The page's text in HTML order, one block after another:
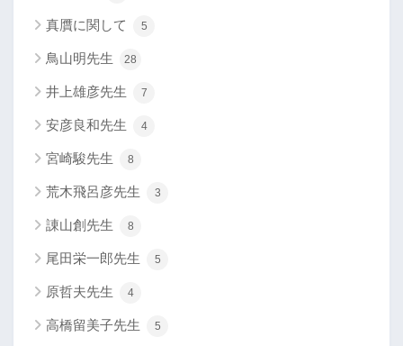
真贋に関して 5
鳥山明先生 28
井上雄彦先生 7
安彦良和先生 4
宮崎駿先生 8
荒木飛呂彦先生 3
諌山創先生 8
尾田栄一郎先生 5
原哲夫先生 4
高橋留美子先生 5